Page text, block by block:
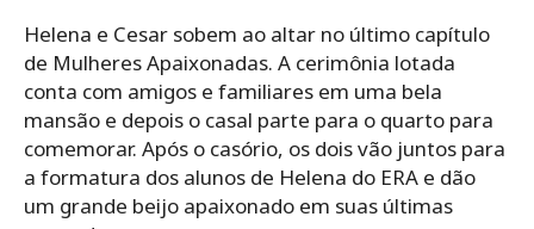
Helena e Cesar sobem ao altar no último capítulo
de Mulheres Apaixonadas. A cerimônia lotada
conta com amigos e familiares em uma bela
mansão e depois o casal parte para o quarto para
comemorar. Após o casório, os dois vão juntos para
a formatura dos alunos de Helena do ERA e dão
um grande beijo apaixonado em suas últimas